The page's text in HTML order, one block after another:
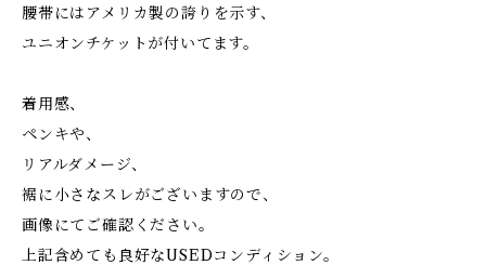
腰帯にはアメリカ製の誇りを示す、
ユニオンチケットが付いてます。
着用感、
ペンキや、
リアルダメージ、
裾に小さなスレがございますので、
画像にてご確認ください。
上記含めても良好なUSEDコンディション。